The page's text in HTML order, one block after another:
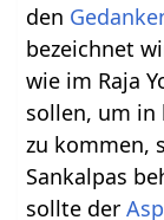
den
bezeichnet
wie im Raja
sollen, um in
zu kommen,
Sankalpas
sollte der